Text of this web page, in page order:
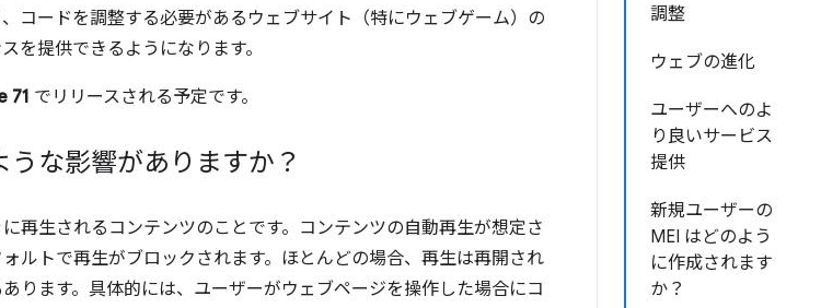
調整
ウェブの進化
ユーザーへのよ
り良いサービス
提供
新規ユーザーの
MEI はどのよう
に作成されます
か？
コードを調整する必要があるウェブサイト（特にウェブゲーム）の
を提供できるようになります。
71 でリリースされる予定です。
な影響がありますか？
再生されるコンテンツのことです。コンテンツの自動再生が想定さ
ルトで再生がブロックされます。ほとんどの場合、再生は再開され
ります。具体的には、ユーザーがウェブページを操作した場合にコ